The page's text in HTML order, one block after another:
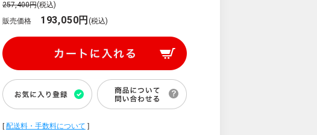
257,400円(税込)
販売価格
193,050円(税込)
[配送料・手数料について ]